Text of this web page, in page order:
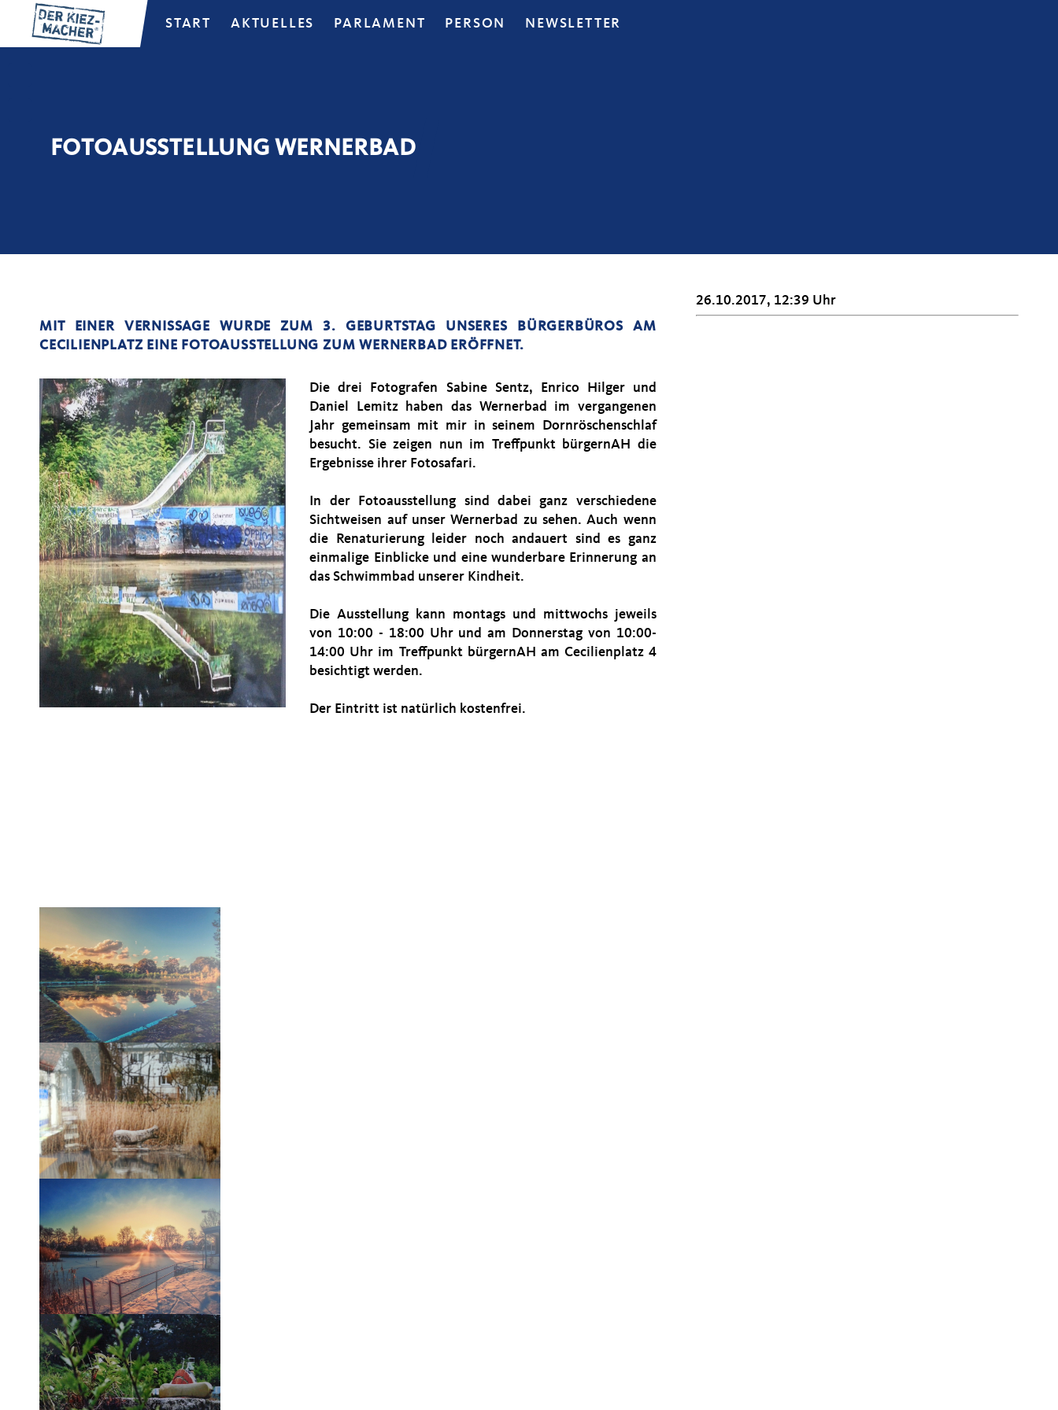
START AKTUELLES PARLAMENT PERSON NEWSLETTER
FOTOAUSSTELLUNG WERNERBAD
MIT EINER VERNISSAGE WURDE ZUM 3. GEBURTSTAG UNSERES BÜRGERBÜROS AM
CECILIENPLATZ EINE FOTOAUSSTELLUNG ZUM WERNERBAD ERÖFFNET.
Die drei Fotografen Sabine Sentz, Enrico Hilger und
Daniel Lemitz haben das Wernerbad im vergangenen
Jahr gemeinsam mit mir in seinem Dornröschenschlaf
besucht. Sie zeigen nun im Treffpunkt bürgernAH die
Ergebnisse ihrer Fotosafari.
In der Fotoausstellung sind dabei ganz verschiedene
Sichtweisen auf unser Wernerbad zu sehen. Auch wenn
die Renaturierung leider noch andauert sind es ganz
einmalige Einblicke und eine wunderbare Erinnerung an
das Schwimmbad unserer Kindheit.
Die Ausstellung kann montags und mittwochs jeweils
von 10:00 - 18:00 Uhr und am Donnerstag von 10:00-
14:00 Uhr im Treffpunkt bürgernAH am Cecilienplatz 4
besichtigt werden.
Der Eintritt ist natürlich kostenfrei.
26.10.2017, 12:39 Uhr